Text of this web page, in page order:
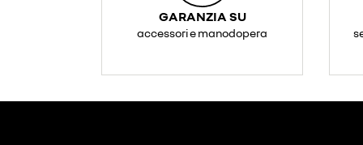
GARANZIA SU
accessori e manodopera